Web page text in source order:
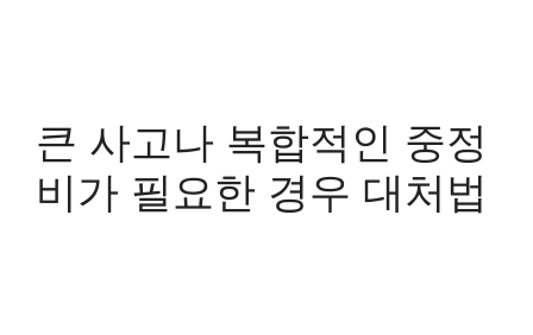
큰 사고나 복합적인 중정
비가 필요한 경우 대처법